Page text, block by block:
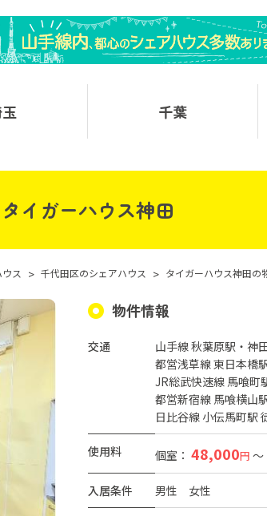
千葉
タイガーハウス神田
ス > 千代田区のシェアハウス > タイガーハウス神田の
物件情報
交通
山手線 秋葉原駅・神
都営浅草線 東日本橋
JR総武快速線 馬喰町
都営新宿線 馬喰横山
日比谷線 小伝馬町駅
使用料 個室： 48,000円 ～
入居条件 男性 女性